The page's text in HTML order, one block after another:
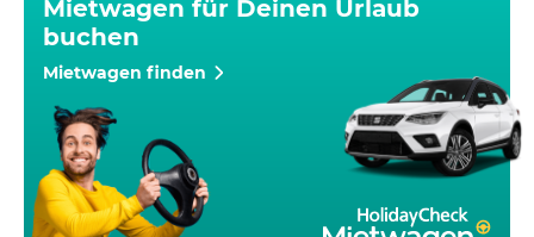
Mietwagen für Deinen Urlaub
buchen
Mietwagen finden